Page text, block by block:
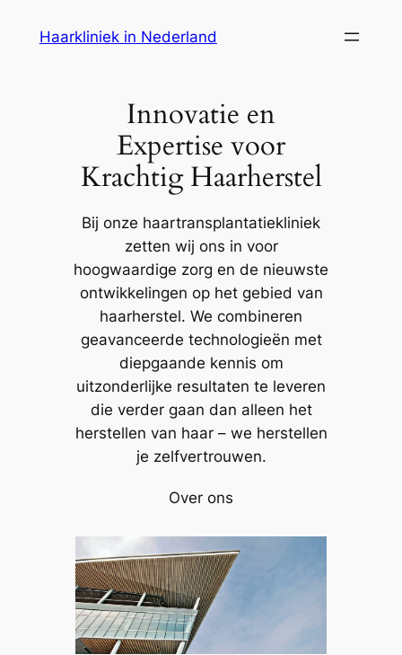
Haarkliniek in Nederland
Innovatie en
Expertise voor
Krachtig Haarherstel
Bij onze haartransplantatiekliniek
zetten wij ons in voor
hoogwaardige zorg en de nieuwste
ontwikkelingen op het gebied van
haarherstel. We combineren
geavanceerde technologieën met
diepgaande kennis om
uitzonderlijke resultaten te leveren
die verder gaan dan alleen het
herstellen van haar – we herstellen
je zelfvertrouwen.
Over ons